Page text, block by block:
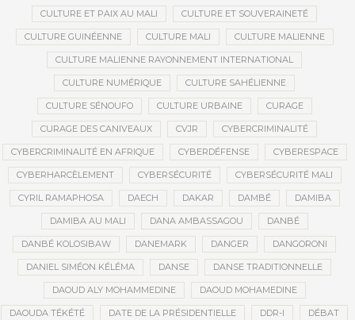
CULTURE ET PAIX AU MALI CULTURE ET SOUVERAINETÉ
CULTURE GUINÉENNE CULTURE MALI CULTURE MALIENNE
CULTURE MALIENNE RAYONNEMENT INTERNATIONAL
CULTURE NUMÉRIQUE CULTURE SAHÉLIENNE
CULTURE SÉNOUFO CULTURE URBAINE CURAGE
CURAGE DES CANIVEAUX CVJR CYBERCRIMINALITÉ
CYBERCRIMINALITÉ EN AFRIQUE CYBERDÉFENSE CYBERESPACE
CYBERHARCÈLEMENT CYBERSÉCURITÉ CYBERSÉCURITÉ MALI
CYRIL RAMAPHOSA DAECH DAKAR DAMBÉ DAMIBA
DAMIBA AU MALI DANA AMBASSAGOU DANBÉ
DANBÉ KOLOSIBAW DANEMARK DANGER DANGORONI
DANIEL SIMÉON KÉLÉMA DANSE DANSE TRADITIONNELLE
DAOUD ALY MOHAMMEDINE DAOUD MOHAMEDINE
DAOUDA TÉKÉTÉ DATE DE LA PRÉSIDENTIELLE DDR-I DÉBAT